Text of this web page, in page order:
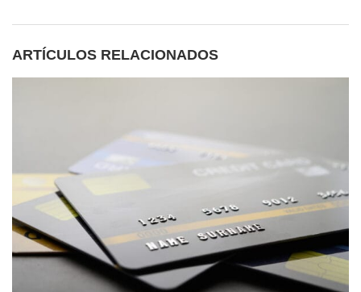
ARTÍCULOS RELACIONADOS